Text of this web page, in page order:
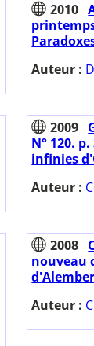
2010
Auteur :
2009
N° 120.
infinies
Auteur :
2008
nouveau
Auteur :